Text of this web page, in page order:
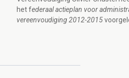
het federaal actieplan voor
vereenvoudiging 2012-2015